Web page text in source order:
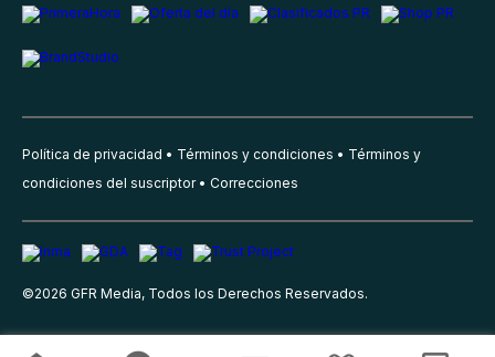
Política de privacidad Términos y condiciones
Términos y
condiciones del suscriptor
Correcciones
©2026 GFR Media, Todos los Derechos Reservados.